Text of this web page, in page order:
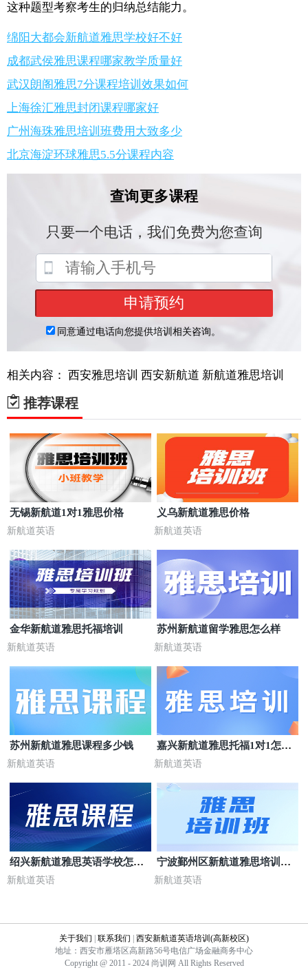
这种题型考察考生的归纳总结能力。
绵阳大都会新航道雅思学校好不好
成都武侯雅思课程哪家教学质量好
武汉朗阁雅思7分课程培训效果如何
上海徐汇雅思封闭课程哪家好
广州海珠雅思培训班费用大致多少
北京海淀环球雅思5.5分课程内容
相关内容： 西安雅思培训 西安新航道 新航道雅思培训
推荐课程
无锡新航道1对1雅思价格
新航道英语
义乌新航道雅思价格
新航道英语
金华新航道雅思托福培训
新航道英语
苏州新航道留学雅思怎么样
新航道英语
苏州新航道雅思课程多少钱
新航道英语
嘉兴新航道雅思托福1对1怎么
样
新航道英语
绍兴新航道雅思英语学校怎么
样
新航道英语
宁波鄞州区新航道雅思培训电
话
新航道英语
关于我们 联系我们
西安新航道英语培训(高新校区)
地址：西安市雁塔区高新路56号电信广场金融商务中心
Copyright @ 2011 - 2024 尚训网 All Rights Reserved